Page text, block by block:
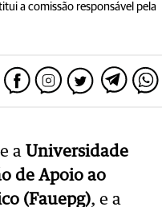
a comissão responsável pela
a Universidade
de Apoio ao
(Fauepg), e a